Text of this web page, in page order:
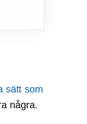
sätt som
några.